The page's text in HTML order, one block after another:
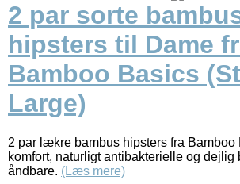
2 par sorte
hipsters til Dame
Bamboo Basics
Large)
2 par lækre bambus hipsters fra Bamboo
komfort, naturligt antibakterielle og dejlig
åndbare. (Læs mere)